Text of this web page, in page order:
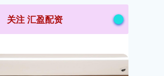
关注 汇盈配资